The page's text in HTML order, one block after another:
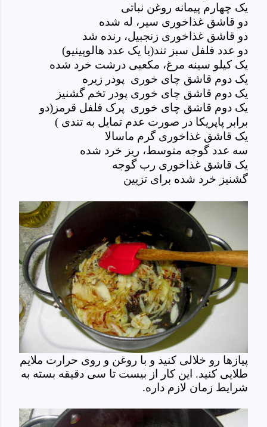
یک چهارم پیمانه روغن نباتی
دو قاشق غذاخوری سیر، له شده
دو قاشق غذاخوری زنجبیل، رنده شد
دو عدد فلفل سبز تند(یا یک عدد هالوپینیو)
یک کیلو سینه مرغ، مکعبی درشت خرد شده
یک دوم قاشق چای خوری پودر زیره
یک دوم قاشق چای خوری پودر تخم گشنیز
یک دوم قاشق چای خوری پرک فلفل قرمز(دو
برابر پاپریکا در صورت عدم تمایل به تندی )
یک قاشق غذاخوری گرم ماسالا
سه عدد گوجه متوسط، ریز خرد شده
یک قاشق غذاخوری رب گوجه
گشنیز خرد شده برای تزیین
پیازها رو خلالی کنید و با روغن و روی حرارت ملایم
طلایی کنید. این کار از بیست تا سی دقیقه بسته به
شرایط زمان لازم داره.